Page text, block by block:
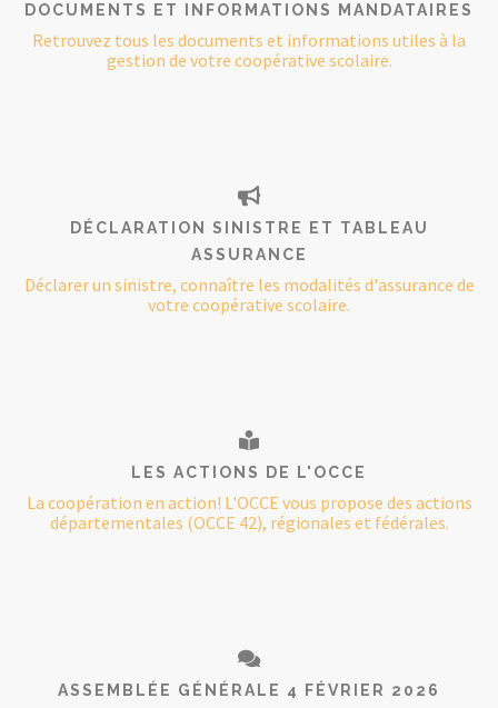
DOCUMENTS ET INFORMATIONS MANDATAIRES
Retrouvez tous les documents et informations utiles à la
gestion de votre coopérative scolaire.
DÉCLARATION SINISTRE ET TABLEAU
ASSURANCE
Déclarer un sinistre, connaître les modalités d'assurance de
votre coopérative scolaire.
LES ACTIONS DE L'OCCE
La coopération en action! L'OCCE vous propose des actions
départementales (OCCE 42), régionales et fédérales.
ASSEMBLÉE GÉNÉRALE 4 FÉVRIER 2026